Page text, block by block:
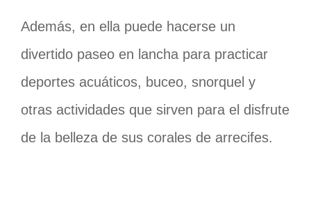
Además, en ella puede hacerse un
divertido paseo en lancha para practicar
deportes acuáticos, buceo, snorquel y
otras actividades que sirven para el disfrute
de la belleza de sus corales de arrecifes.